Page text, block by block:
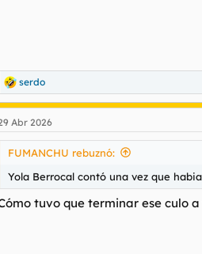
R
e
a
c
c
n
e
s
serdo
Abr 2026
FUMANCHU rebuznó:
Yola Berrocal contó una vez que
tuvo que terminar ese culo